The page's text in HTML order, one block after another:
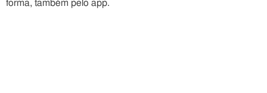
forma, também pelo app.